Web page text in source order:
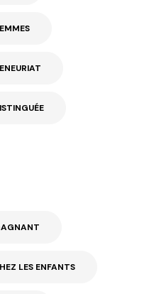
LES ENFANTS